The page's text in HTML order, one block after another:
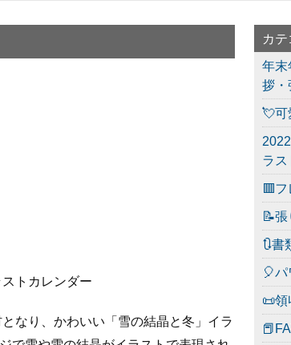
トカレンダー
なり、かわいい「雪の結晶と冬」イラ
カテ
年末
拶・
💘可
ラス
🟥フ
📝
🔃書
🎈
📜領